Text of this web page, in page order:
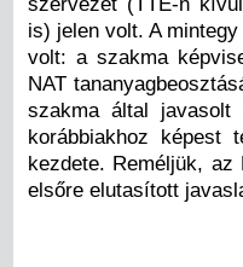
is) jelen volt. A
volt: a szakma
NAT
szakma által javasolt
korábbiakhoz képest
kezdete. Reméljük,
elsőre elutasított